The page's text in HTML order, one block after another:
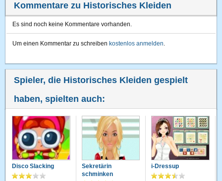
Kommentare zu Historisches Kleiden
Es sind noch keine Kommentare vorhanden.
Um einen Kommentar zu schreiben kostenlos anmelden.
Spieler, die Historisches Kleiden gespielt
haben, spielten auch:
Disco Slacking
Sekretärin
schminken
i-Dressup